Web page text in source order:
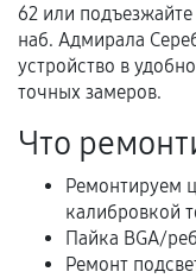
Акт
услуг и
Документы
В некоторых
62 или
наб. Адмирала
устройство в
точных замеров.
Что
Ремонтируем
калибровкой
Пайка BGA/
Ремонт